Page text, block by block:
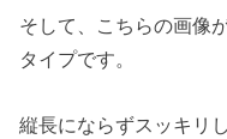
そして、こちらの画像
タイプです。
縦長にならずスッキリ